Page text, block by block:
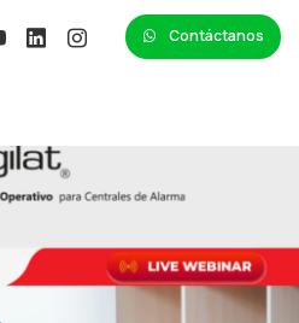
Contáctanos